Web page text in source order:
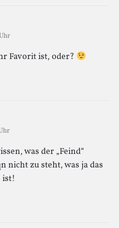
Favorit ist, oder?
was der „Feind“
nicht zu steht, was ja das
ist!